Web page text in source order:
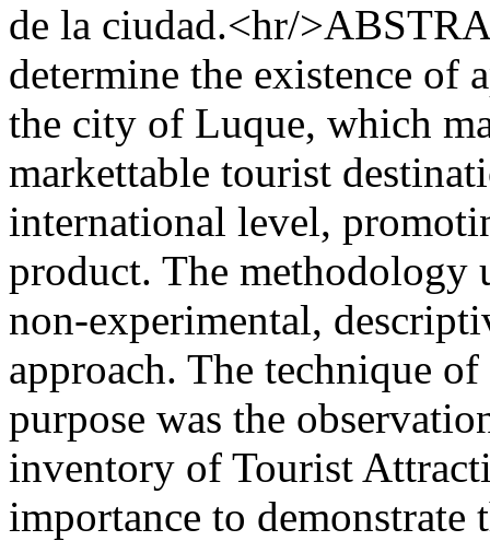
de la ciudad.<hr/
determine the existence of
the city of Luque, which
markettable tourist
international level,
product. The methodology
non-experimental,
approach. The technique
purpose was the
inventory of Tourist
importance to demonstrate